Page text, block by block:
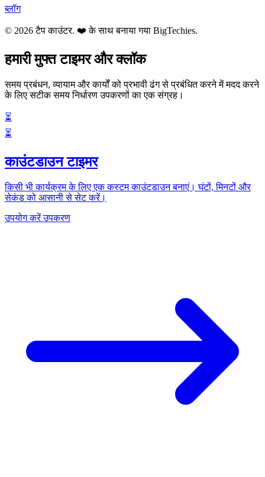
ब्लॉग
© 2026 टैप काउंटर. ❤️ के साथ बनाया गया BigTechies.
हमारी मुफ्त टाइमर और क्लॉक
समय प्रबंधन, व्यायाम और कार्यों को प्रभावी ढंग से प्रबंधित करने में मदद करने
के लिए सटीक समय निर्धारण उपकरणों का एक संग्रह।
⏳
⏳
काउंटडाउन टाइमर
किसी भी कार्यक्रम के लिए एक कस्टम काउंटडाउन बनाएं। घंटों, मिनटों और
सेकंड को आसानी से सेट करें।
उपयोग करें उपकरण